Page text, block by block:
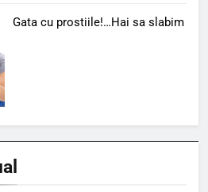
Gata cu prostiile!…Hai sa slabim